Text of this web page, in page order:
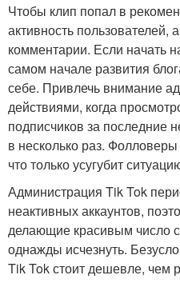
Чтобы клип попал в
активность пользователей,
комментарии. Если начать
самом начале развития
себе. Привлечь внимание
действиями, когда
подписчиков за последние
в несколько раз.
что только усугубит
Администрация Tik Tok
неактивных аккаунтов,
делающие красивым число
однажды исчезнуть.
Tik Tok стоит дешевле, чем